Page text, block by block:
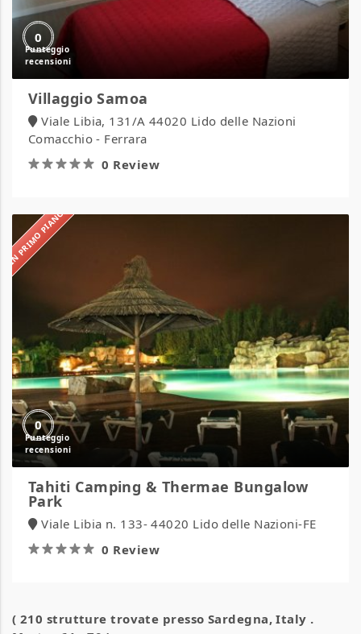
0
Villaggio Samoa
Viale Libia, 131/A 44020 Lido delle Nazioni
Comacchio - Ferrara
0 Review
IN PRIMO PIANO
0
Thermae
Bungalow
Park
Tahiti Camping & Thermae Bungalow
Park
Viale Libia n. 133- 44020 Lido delle Nazioni-FE
0 Review
( 210 strutture trovate presso Sardegna, Italy .